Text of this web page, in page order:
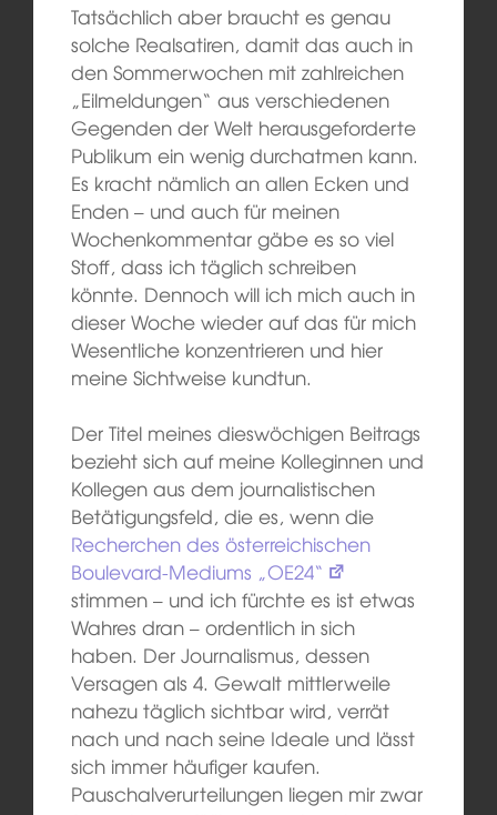
Tatsächlich aber braucht es genau
solche Realsatiren, damit das auch in
den Sommerwochen mit zahlreichen
„Eilmeldungen“ aus verschiedenen
Gegenden der Welt herausgeforderte
Publikum ein wenig durchatmen kann.
Es kracht nämlich an allen Ecken und
Enden – und auch für meinen
Wochenkommentar gäbe es so viel
Stoff, dass ich täglich schreiben
könnte. Dennoch will ich mich auch in
dieser Woche wieder auf das für mich
Wesentliche konzentrieren und hier
meine Sichtweise kundtun.
Der Titel meines dieswöchigen Beitrags
bezieht sich auf meine Kolleginnen und
Kollegen aus dem journalistischen
Betätigungsfeld, die es, wenn die
Recherchen des österreichischen
Boulevard-Mediums „OE24“
stimmen – und ich fürchte es ist etwas
Wahres dran – ordentlich in sich
haben. Der Journalismus, dessen
Versagen als 4. Gewalt mittlerweile
nahezu täglich sichtbar wird, verrät
nach und nach seine Ideale und lässt
sich immer häufiger kaufen.
Pauschalverurteilungen liegen mir zwar